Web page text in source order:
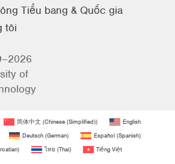
Tiểu bang & Quốc gia
tôi
of
简体中文 (Chinese (Simplified))
English
Deutsch(German) Español(Spanish)
) ไทย (Thai) Tiếng Việt